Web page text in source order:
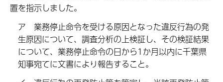
置を指示しました。
ア 業務停止命令を受ける原因となった違反行為の発
生原因について、調査分析の上検証し、その検証結果
について、業務停止命令の日から1か月以内に千葉県
知事宛てに文書により報告すること。